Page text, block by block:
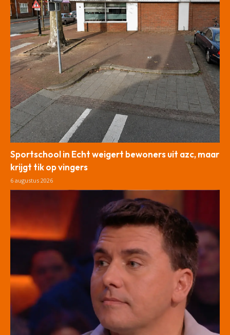
Sportschool in Echt weigert bewoners uit azc, maar
krijgt tik op vingers
6 augustus 2026